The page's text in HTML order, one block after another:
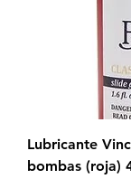
Lubricante
bombas (roja)